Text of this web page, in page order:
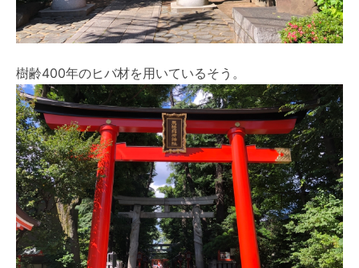
樹齢400年のヒバ材を用いているそう。